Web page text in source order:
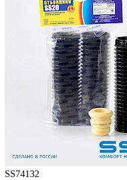
SS74132